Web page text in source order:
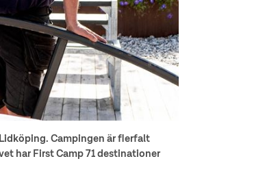
Campingen är flerfalt
har First Camp 71 destinationer